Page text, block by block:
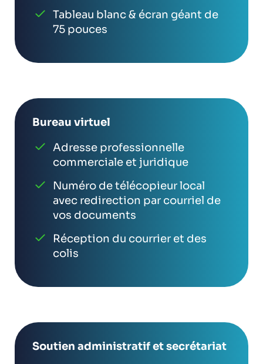
Tableau blanc & écran géant de
75 pouces
Bureau virtuel
Adresse professionnelle
commerciale et juridique
Numéro de télécopieur local
avec redirection par courriel de
vos documents
Réception du courrier et des
colis
Soutien administratif et secrétariat